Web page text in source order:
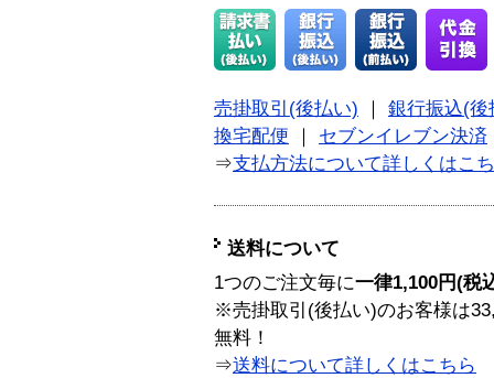
売掛取引(後払い)
銀行振込(後
換宅配便
セブンイレブン決済
⇒支払方法について詳しくはこ
送料について
1つのご注文毎に一律1,100円(税
※売掛取引(後払い)のお客様は
無料！
⇒送料について詳しくはこちら